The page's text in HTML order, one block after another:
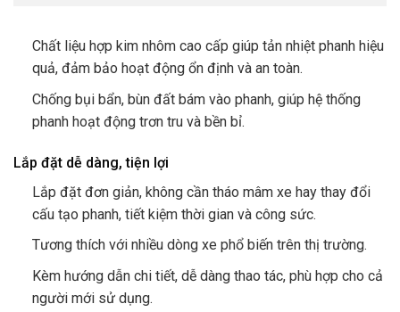
Chất liệu hợp kim nhôm cao cấp giúp tản nhiệt phanh hiệu
quả, đảm bảo hoạt động ổn định và an toàn.
Chống bụi bẩn, bùn đất bám vào phanh, giúp hệ thống
phanh hoạt động trơn tru và bền bỉ.
Lắp đặt dễ dàng, tiện lợi
Lắp đặt đơn giản, không cần tháo mâm xe hay thay đổi
cấu tạo phanh, tiết kiệm thời gian và công sức.
Tương thích với nhiều dòng xe phổ biến trên thị trường.
Kèm hướng dẫn chi tiết, dễ dàng thao tác, phù hợp cho cả
người mới sử dụng.